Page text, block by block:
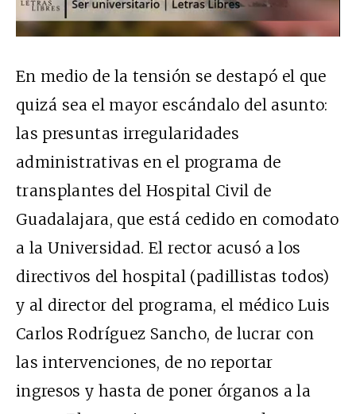
En medio de la tensión se destapó el que
quizá sea el mayor escándalo del asunto:
las presuntas irregularidades
administrativas en el programa de
transplantes del Hospital Civil de
Guadalajara, que está cedido en comodato
a la Universidad. El rector acusó a los
directivos del hospital (padillistas todos)
y al director del programa, el médico Luis
Carlos Rodríguez Sancho, de lucrar con
las intervenciones, de no reportar
ingresos y hasta de poner órganos a la